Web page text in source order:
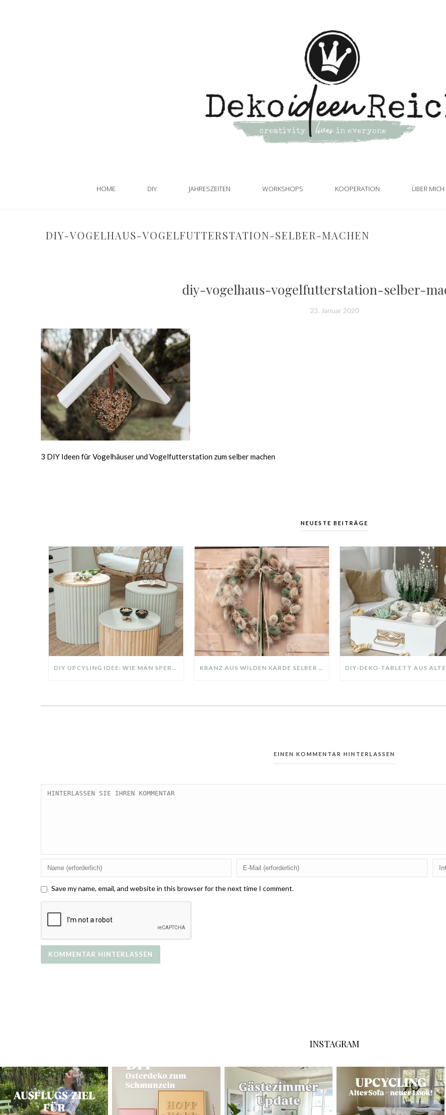
HOME DIY JAHRESZEITEN WORKSHOPS KOOPERATION ÜBER
DIY-VOGELHAUS-VOGELFUTTERSTATION-SELBER-MACHEN
diy-vogelhaus-vogelfutterstation-selber-
23. Januar 2020
3 DIY Ideen für Vogelhäuser und Vogelfutterstation zum selber machen
NEUESTE BEITRÄGE
DIY UPCYLING IDEE: WIE MAN SPERRMÜLL IN EIN DESIGNER TEIL VERWANDELT KRANZ AUS WILDEN KARDE SELBER MACHEN: HERBSTDEKO GANZ EINFACH
EINEN KOMMENTAR HINTERLASSEN
Save my name, email, and website in this browser for the next time I comment.
INSTAGRAM